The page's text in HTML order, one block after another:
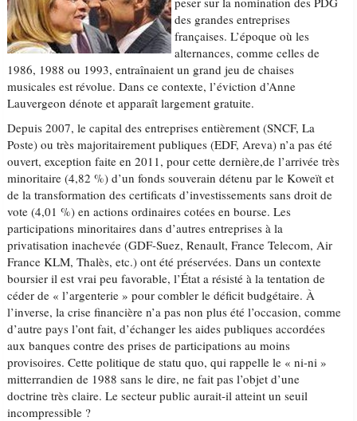
des grandes entreprises
françaises. L’époque où les
alternances, comme celles de
1986, 1988 ou 1993, entraînaient un grand jeu de chaises
musicales est révolue. Dans ce contexte, l’éviction d’Anne
Lauvergeon dénote et apparaît largement gratuite.
Depuis 2007, le capital des entreprises entièrement (SNCF, La
Poste) ou très majoritairement publiques (EDF, Areva) n’a pas été
ouvert, exception faite en 2011, pour cette dernière,de l’arrivée très
minoritaire (4,82 %) d’un fonds souverain détenu par le Koweït et
de la transformation des certificats d’investissements sans droit de
vote (4,01 %) en actions ordinaires cotées en bourse. Les
participations minoritaires dans d’autres entreprises à la
privatisation inachevée (GDF-Suez, Renault, France Telecom, Air
France KLM, Thalès, etc.) ont été préservées. Dans un contexte
boursier il est vrai peu favorable, l’État a résisté à la tentation de
céder de « l’argenterie » pour combler le déficit budgétaire. À
l’inverse, la crise financière n’a pas non plus été l’occasion, comme
d’autre pays l’ont fait, d’échanger les aides publiques accordées
aux banques contre des prises de participations au moins
provisoires. Cette politique de statu quo, qui rappelle le « ni-ni »
mitterrandien de 1988 sans le dire, ne fait pas l’objet d’une
doctrine très claire. Le secteur public aurait-il atteint un seuil
incompressible ?